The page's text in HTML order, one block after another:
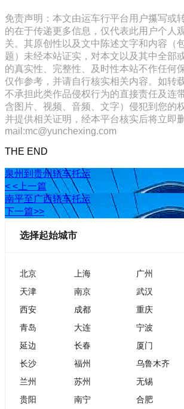
免责声明：本文由运车行平台用户攥写或
的在于传递更多信息，仅代表此用户个人
关。其原创性以及文中陈述文字和内容（
题）未经本站证实，对本文以及其中全部
的真实性、完整性、及时性本站不作任何
仅作参考，并请自行核实相关内容。如转
不承担此类作品侵权行为的直接责任及连
含图片、视频、音频、文字）侵犯到您的
并提供相关证明，经本平台核实后将立即
mail:mc@yunchexing.com
THE END
泉州到贵州轿车托运
< <上一篇
南平至广西轿车托运
下一篇>>
选择起始城市
北京 上海 广州
天津
南京 武汉
西安
成都 重庆
青岛
大连 宁波
延边
长春 厦门
长沙
福州 乌鲁木齐
兰州
苏州 无锡
贵阳
南宁 合肥